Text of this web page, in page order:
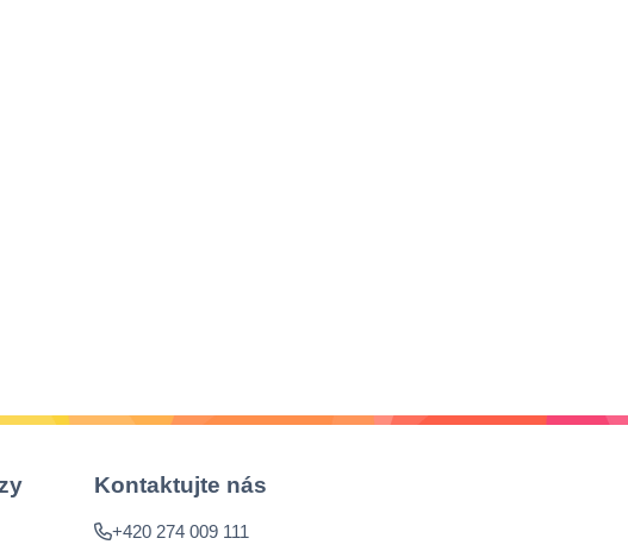
Kontaktujte nás
+420 274 009 111